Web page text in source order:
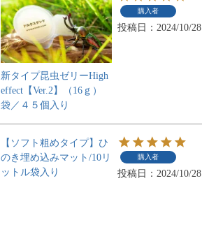
新タイプ昆虫ゼリーHigh
effect【Ver.2】（16ｇ）
袋／４５個入り
購入者
投稿日 2024/10/28
【ソフト粗めタイプ】ひ
のき埋め込みマット/10リ
ットル袋入り
購入者
投稿日 2024/10/28